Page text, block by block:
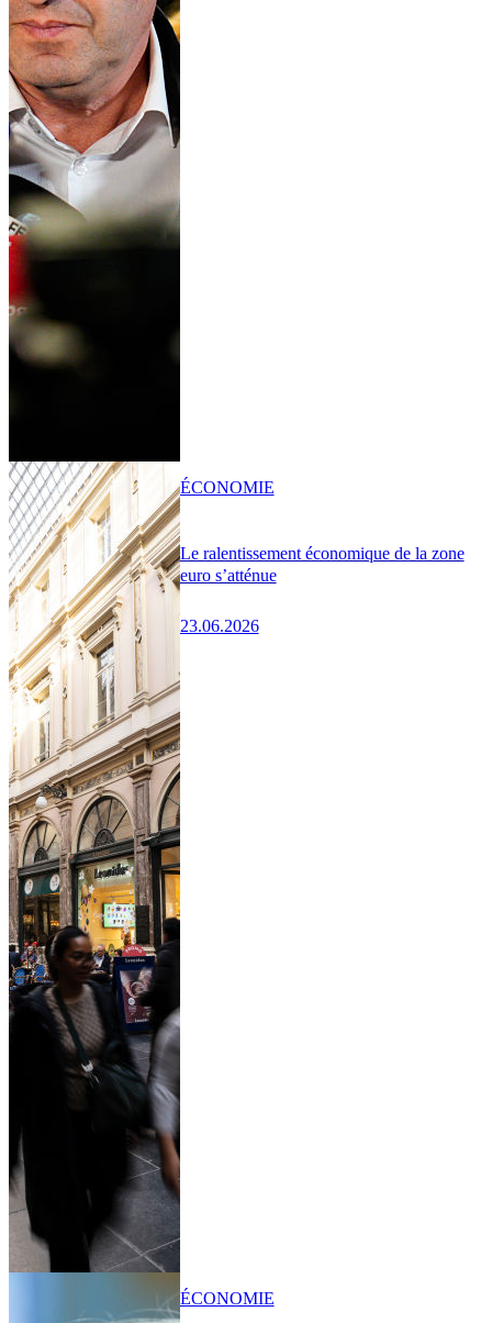
Le ralentissement économique de la zone
euro s’atténue
23.06.2026
ÉCONOMIE
ÉCONOMIE